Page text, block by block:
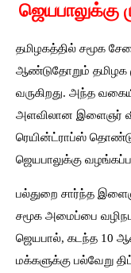
ஜெயபாலுக்கு
தமிழகத்தில் சமூக
ஆண்டுதோறும் தமிழக
வருகிறது. அந்த
அளவிலான இளைஞர்
ரெயின்ட்ராப்ஸ்
ஜெயபாலுக்கு
பல்துறை சார்ந்த
சமூக அமைப்பை
ஜெயபால், கடந்த 10
மக்களுக்கு பல்வேறு